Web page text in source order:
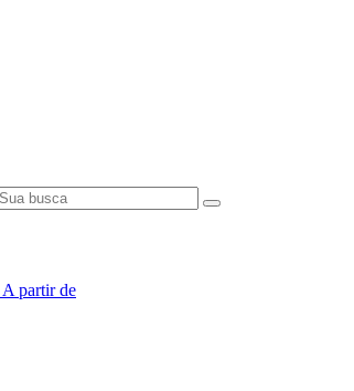
A partir de